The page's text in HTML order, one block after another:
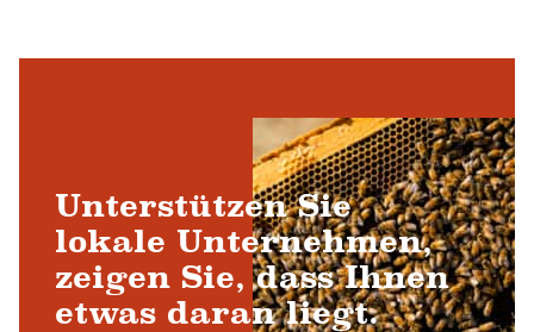
Unterstützen Sie
lokale Unternehmen,
zeigen Sie, dass Ihnen
etwas daran liegt.